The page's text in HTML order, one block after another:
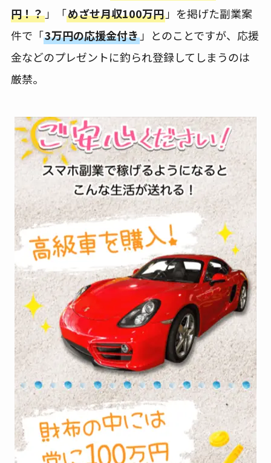
円！？」「めざせ月収100万円」を掲げた副業案
件で「3万円の応援金付き」とのことですが、応援
金などのプレゼントに釣られ登録してしまうのは
厳禁。